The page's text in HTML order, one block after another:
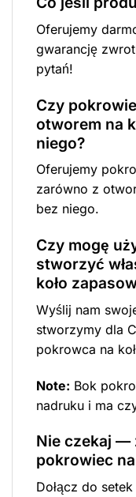
Oferujemy
gwarancję
pytań!
Czy
otworem na
niego?
Oferujemy
zarówno z
bez niego.
Czy mogę
stworzyć
koło
Wyślij nam
stworzymy dla
pokrowca na
Note: Bok
nadruku i ma
Nie czekaj —
pokrowiec
Dołącz do